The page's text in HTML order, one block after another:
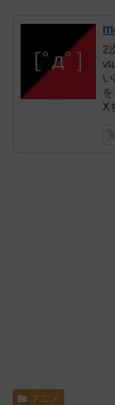
2
X
アニメ